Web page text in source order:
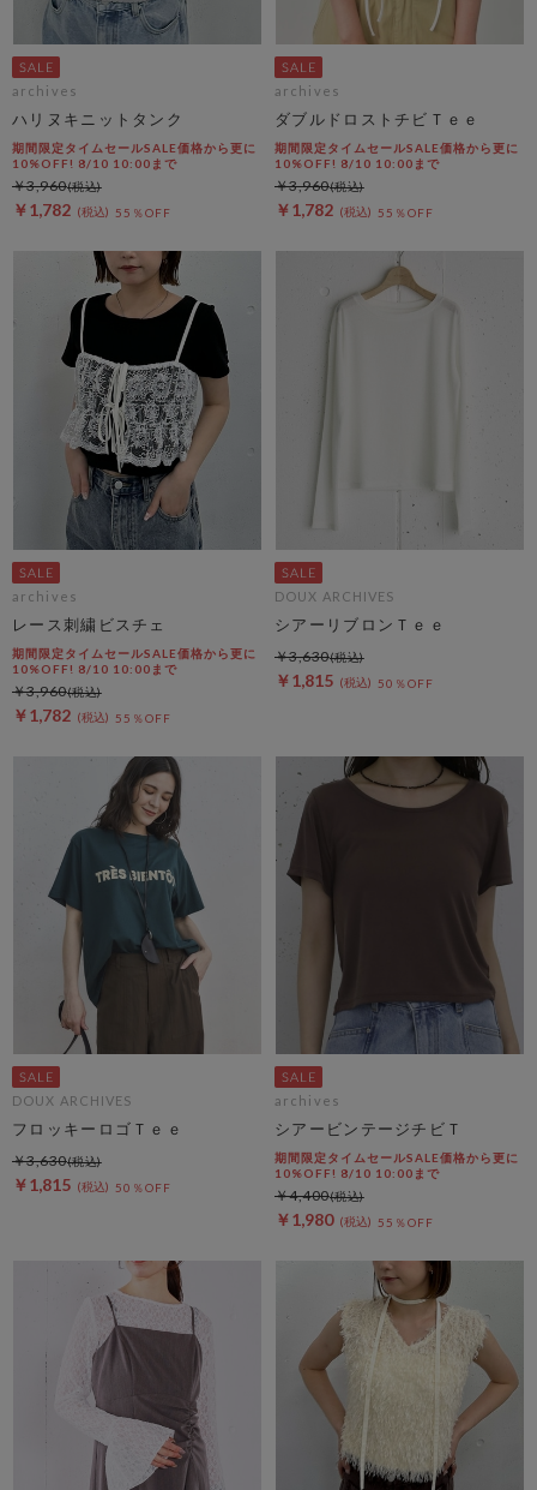
archives
ハリヌキニットタンク
期間限定タイムセールSALE価格から更に
10%OFF! 8/10 10:00まで
￥1,782 55％OFF
￥3,960
archives
ダブルドロストチビＴｅｅ
期間限定タイムセールSALE価格から更に
10%OFF! 8/10 10:00まで
￥1,782 55％OFF
￥3,960
archives
レース刺繍ビスチェ
期間限定タイムセールSALE価格から更に
10%OFF! 8/10 10:00まで
￥1,782 55％OFF
￥3,960
DOUX ARCHIVES
シアーリブロンＴｅｅ
￥1,815 50％OFF
￥3,630
DOUX ARCHIVES
フロッキーロゴＴｅｅ
￥1,815 50％OFF
￥3,630
archives
シアービンテージチビＴ
期間限定タイムセールSALE価格から更に
10%OFF! 8/10 10:00まで
￥1,980 55％OFF
￥4,400